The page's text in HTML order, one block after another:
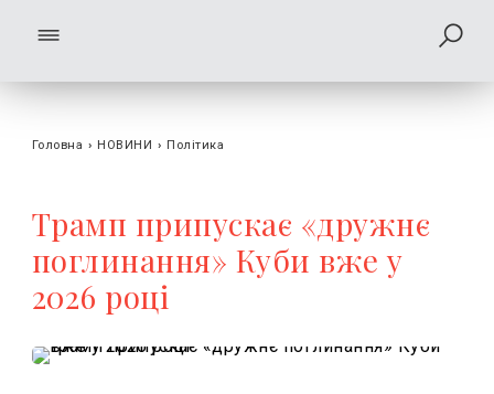
Головна › НОВИНИ › Політика
Трамп припускає «дружнє
поглинання» Куби вже у
2026 році